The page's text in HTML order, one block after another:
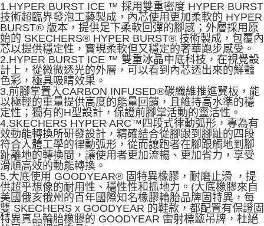
1.HYPER BURST ICE ™ 採用雙重密度 HYPER BURST
技術超臨界發泡工藝製成，內芯使用更加柔軟的 HYPER
BURST® 版本，提供足下柔軟回彈的腳感；外層採用原
始的 SKECHERS® HYPER BURST® 技術製成，包覆內
芯以提供穩定性，實現柔軟但又穩定的奢華跑步感受。
2.HYPER BURST ICE ™ 雙重冰晶中底科技，在視覺設
計上，從微微透光的外層，可以看到內芯透出來的鮮豔
色彩，極具吸睛效果。
3.前腳掌置入CARBON INFUSED®碳纖維推進翼板，能
以極輕的重量提供高度的能量回饋，且維持高水準的穩
定性；獨有的H型設計，保證前腳掌活動的靈活性。
4.SKECHERS HYPER ARC™四段式律動弧形，專為有
效動能轉換所研發設計，精確結合從腳跟到腳趾的四段
符合人體工學的律動弧形，從而讓跑者在腳跟觸地到腳
趾離地的轉換間，讓使用者更加流暢、更加省力，享受
滑順高效的動能轉換。
5.大底使用 GOODYEAR® 固特異橡膠，耐磨止滑 ，提
供超乎想像的耐用性、穩性性和抓地力。(大底橡膠來自
美國俄亥俄州的百年國際知名橡膠輪胎品牌固特異，每
雙 SKECHERS x GOODYEAR 的鞋款，都配置有保證固
特異真品輪胎橡膠的 GOODYEAR 雷射標籤吊牌，杜絕